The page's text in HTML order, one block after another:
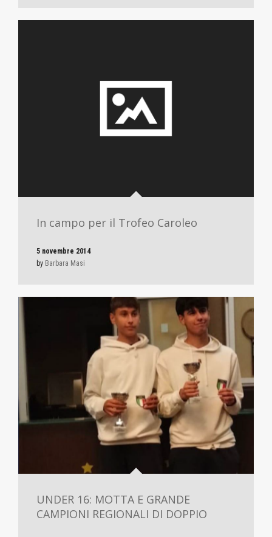
In campo per il Trofeo Caroleo
5 novembre 2014
by Barbara Masi
UNDER 16: MOTTA E GRANDE
CAMPIONI REGIONALI DI DOPPIO